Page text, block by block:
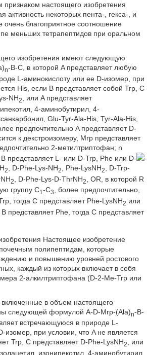
признаком настоящего изобретения
активность некоторых пента-, гекса-, и
очень благоприятное соотношение
меньших тетрапептидов при оральном
изобретения имеют следующую
n-B-C, в которой A представляет любую
L-аминокислоту или ее D-изомер, при
His, если B представляет собой Trp, C
NH2
, или A представляет
4-аминобутирил, 4-
Glu-Tyr-Ala-His, Tyr-Ala-His,
предпочтительно A представляет D-
к декстроизомеру, Mrp представляет
2-метилтриптофан; n
представляет L- или D-Trp, Phe или D-
-
2 , D-Phe-Lys-NH2 , Phe-LysNH2
, D-Trp-
2 , D-Phe-Lys-D-ThrNH2
, OR, в которой R
группу C1 -C3, более предпочтительно,
тогда C представляет Phe-LysNH2 или
B представляет Phe, тогда C представляет
Настоящее изобретение
полипептидам, которые
и повышению уровней ростового
каждый из которых включает в себя
2-алкилтриптофана (D-2-Me-Trp или
в объем настоящего
следующей формулой A-D-Mrp-(Ala)n-B-
встречающуюся в природе L-
изомер, при условии, что A не является
Trp, C представляет D-Phe-LysNH2, или
изонипекотил, 4-аминобутирил,